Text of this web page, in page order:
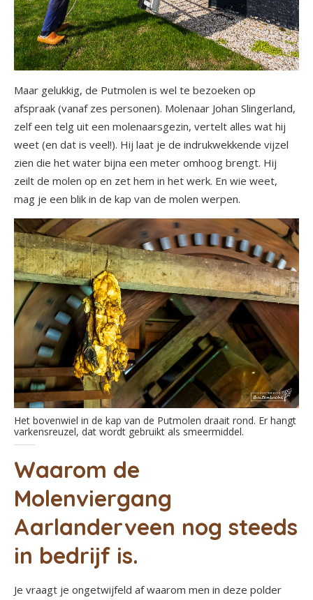
Maar gelukkig, de Putmolen is wel te bezoeken op
afspraak (vanaf zes personen). Molenaar Johan Slingerland,
zelf een telg uit een molenaarsgezin, vertelt alles wat hij
weet (en dat is veel!). Hij laat je de indrukwekkende vijzel
zien die het water bijna een meter omhoog brengt. Hij
zeilt de molen op en zet hem in het werk. En wie weet,
mag je een blik in de kap van de molen werpen.
Het bovenwiel in de kap van de Putmolen draait rond. Er hangt
varkensreuzel, dat wordt gebruikt als smeermiddel.
Waarom de
Molenviergang
Aarlanderveen nog steeds
in bedrijf is.
Je vraagt je ongetwijfeld af waarom men in deze polder